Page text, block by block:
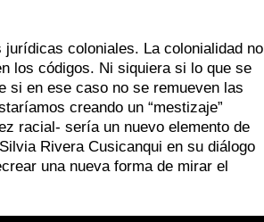
coloniales. La colonialidad no
los códigos. Ni siquiera si lo que se
si en ese caso no se remueven las
creando un “mestizaje”
racial- sería un nuevo elemento de
Rivera Cusicanqui en su diálogo
una nueva forma de mirar el